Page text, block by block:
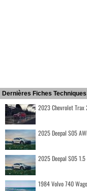
Dernières Fiches
2023 Chevrolet Trax
2025 Deepal S05
2025 Deepal S05 1.5
1984 Volvo 740